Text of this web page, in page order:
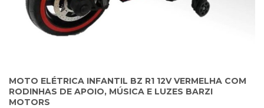
MOTO ELÉTRICA INFANTIL BZ R1 12V VERMELHA COM
RODINHAS DE APOIO, MÚSICA E LUZES BARZI
MOTORS